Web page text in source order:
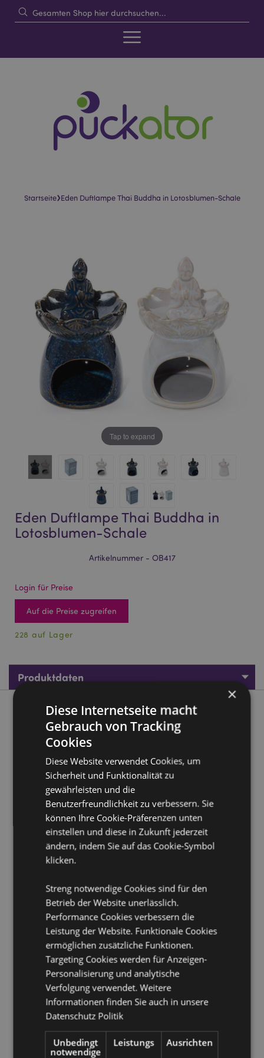
Startseite›Eden Duftlampe Thai Buddha in Lotosblumen-Schale
gallery
gallery
Tap to expand
Eden Duftlampe Thai Buddha in
Lotosblumen-Schale
Artikelnummer - OB417
Login für Preise
Auf die Preise zugreifen
228 auf Lager
Produktdaten
Produktbeschreibung
Eden Duftlampe Thai Buddha in Lotosblumen-Schale
Material:Porzellan-Schale (mittlere Temperatur)
Geeignet für:Wasser und Öl.
Kerze inklusive:Nein
Öl inklusive: Nein
Sicherheitsinformationen:Lesen und befolgen Sie
immer die Produktanweisung, die mit dem Produkt
geliefert wird. Verwenden Sie ein Standard-
Kerzenlicht von guter Qualität und überfüllen Sie nicht
Produkttressourcen:
Möchten Sie mehr über den Einkauf bei Puckator
erfahren?Dann lesen Sie unserenLeitfaden für
Kundeninformationen.
Produktattribute
Information
Höhe 14.5cm Breite 9cm Tiefe 9cm
5055071504778
48
0.393000
×
Diese Internetseite macht
Gebrauch von Tracking
Cookies
Diese Website verwendet Cookies, um
Sicherheit und Funktionalität zu
gewährleisten und die
Benutzerfreundlichkeit zu verbessern. Sie
können Ihre Cookie-Präferenzen unten
einstellen und diese in Zukunft jederzeit
ändern, indem Sie auf das Cookie-Symbol
klicken.
Streng notwendige Cookies sind für den
Betrieb der Website unerlässlich.
Performance Cookies verbessern die
Leistung der Website. Funktionale Cookies
ermöglichen zusätzliche Funktionen.
Targeting Cookies werden für Anzeigen-
Personalisierung und analytische
Verfolgung verwendet. Weitere
Informationen finden Sie auch in unsere
Datenschutz Politik
Unbedingt
notwendige
Leistungs Ausrichten